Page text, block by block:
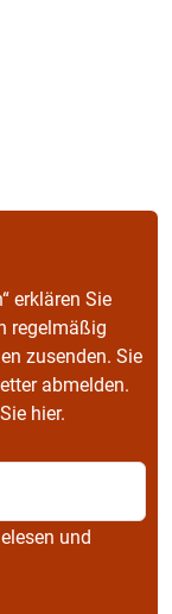
erklären Sie
regelmäßig
zusenden. Sie
abmelden.
hier.
und